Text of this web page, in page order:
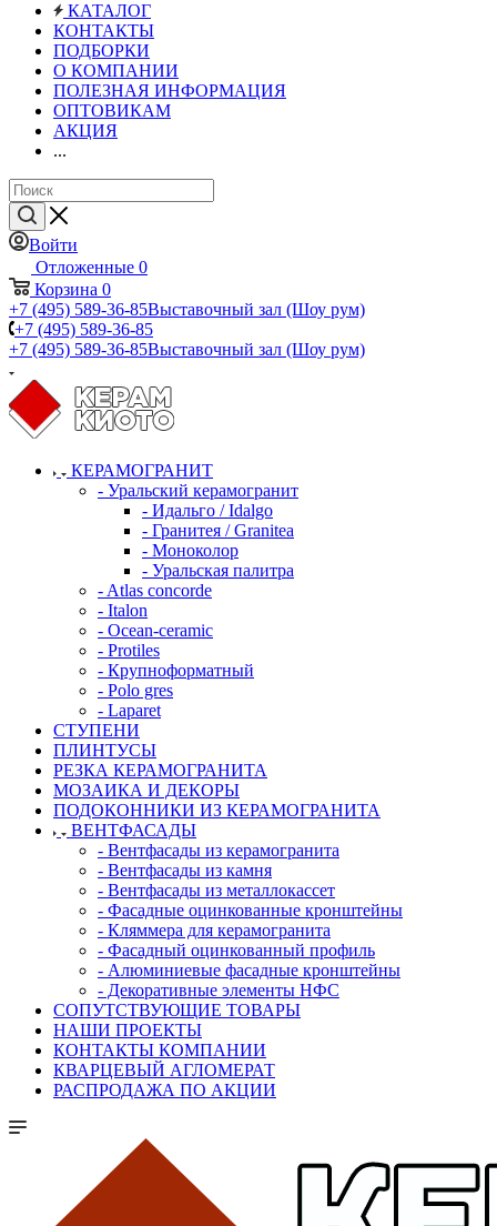
КАТАЛОГ
КОНТАКТЫ
ПОДБОРКИ
О КОМПАНИИ
ПОЛЕЗНАЯ ИНФОРМАЦИЯ
ОПТОВИКАМ
АКЦИЯ
...
Войти
Отложенные 0
Корзина 0
+7 (495) 589-36-85Выставочный зал (Шоу рум)
+7 (495) 589-36-85
+7 (495) 589-36-85Выставочный зал (Шоу рум)
КЕРАМОГРАНИТ
- Уральский керамогранит
- Идальго / Idalgo
- Гранитея / Granitea
- Моноколор
- Уральская палитра
- Atlas concorde
- Italon
- Ocean-ceramic
- Protiles
- Крупноформатный
- Polo gres
- Laparet
СТУПЕНИ
ПЛИНТУСЫ
РЕЗКА КЕРАМОГРАНИТА
МОЗАИКА И ДЕКОРЫ
ПОДОКОННИКИ ИЗ КЕРАМОГРАНИТА
ВЕНТФАСАДЫ
- Вентфасады из керамогранита
- Вентфасады из камня
- Вентфасады из металлокассет
- Фасадные оцинкованные кронштейны
- Кляммера для керамогранита
- Фасадный оцинкованный профиль
- Алюминиевые фасадные кронштейны
- Декоративные элементы НФС
СОПУТСТВУЮЩИЕ ТОВАРЫ
НАШИ ПРОЕКТЫ
КОНТАКТЫ КОМПАНИИ
КВАРЦЕВЫЙ АГЛОМЕРАТ
РАСПРОДАЖА ПО АКЦИИ